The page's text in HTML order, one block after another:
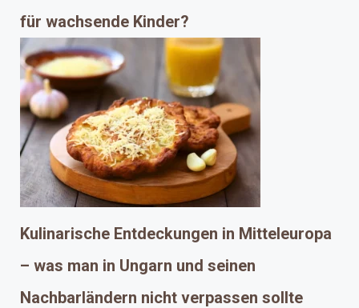
für wachsende Kinder?
Kulinarische Entdeckungen in Mitteleuropa
– was man in Ungarn und seinen
Nachbarländern nicht verpassen sollte